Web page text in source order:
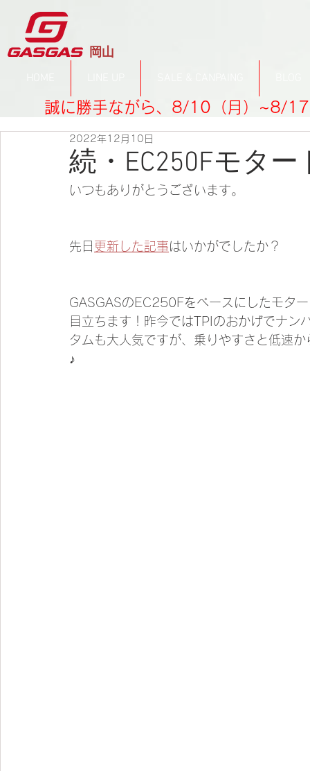
​岡山
誠に勝手ながら、8/10（月）~8/17
続・EC250Fモター
2022年12月10日
いつもありがとうございます。
先日 更新した記事はいかがでしたか？
GASGASのEC250Fをベースにしたモタ
目立ちます！昨今ではTPIのおかげでナ
タムも大人気ですが、乗りやすさと低速
♪